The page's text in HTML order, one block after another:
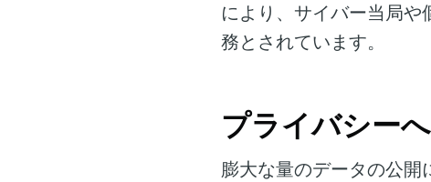
により、サイバー当局
務とされています。
プライバシー
膨大な量のデータの公開